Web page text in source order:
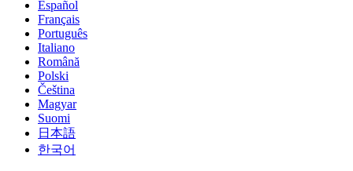
Español
Français
Português
Italiano
Română
Polski
Čeština
Magyar
Suomi
日本語
한국어